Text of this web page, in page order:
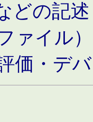
どの記
ァイル）
価・デ